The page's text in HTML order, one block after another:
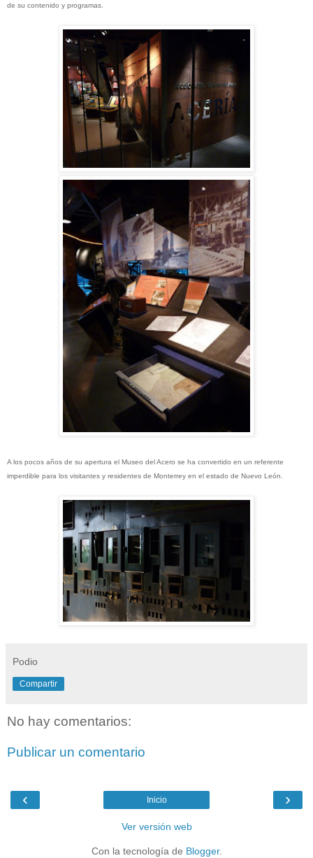
de su contenido y programas.
A los pocos años de su apertura el Museo del Acero se ha convertido en un referente
imperdible para los visitantes y residentes de Monterrey en el estado de Nuevo León.
Podio
Compartir
No hay comentarios:
Publicar un comentario
‹ ›
Inicio
Ver versión web
Con la tecnología de Blogger.